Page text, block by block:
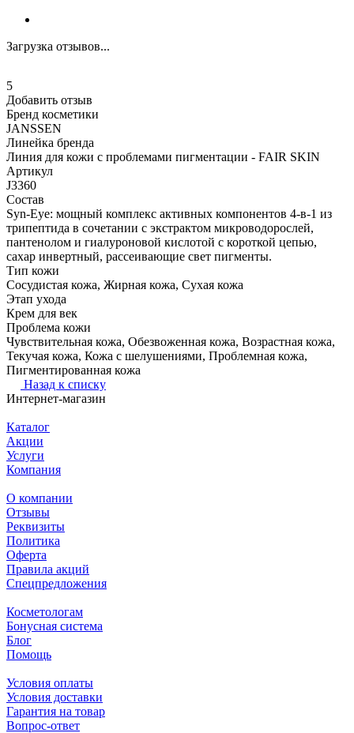
Загрузка отзывов...
5
Добавить отзыв
Бренд косметики
JANSSEN
Линейка бренда
Линия для кожи с проблемами пигментации - FAIR SKIN
Артикул
J3360
Состав
Syn-Eye: мощный комплекс активных компонентов 4-в-1 из
трипептида в сочетании с экстрактом микроводорослей,
пантенолом и гиалуроновой кислотой с короткой цепью,
сахар инвертный, рассеивающие свет пигменты.
Тип кожи
Сосудистая кожа, Жирная кожа, Сухая кожа
Этап ухода
Крем для век
Проблема кожи
Чувствительная кожа, Обезвоженная кожа, Возрастная кожа,
Текучая кожа, Кожа с шелушениями, Проблемная кожа,
Пигментированная кожа
Назад к списку
Интернет-магазин
Каталог
Акции
Услуги
Компания
О компании
Отзывы
Реквизиты
Политика
Оферта
Правила акций
Спецпредложения
Косметологам
Бонусная система
Блог
Помощь
Условия оплаты
Условия доставки
Гарантия на товар
Вопрос-ответ